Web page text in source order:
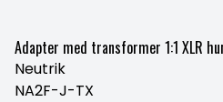
Adapter med transformer 1:1 XLR
Neutrik
NA2F-J-TX